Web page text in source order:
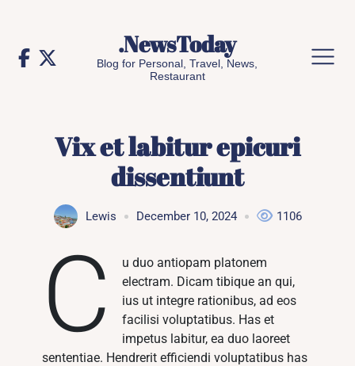
content
.NewsToday
Blog for Personal, Travel, News,
Restaurant
Vix et labitur epicuri
dissentiunt
Lewis December 10, 2024 1106
C
u duo antiopam platonem
electram. Dicam tibique an qui,
ius ut integre rationibus, ad eos
facilisi voluptatibus. Has et
impetus labitur, ea duo laoreet
sententiae. Hendrerit efficiendi voluptatibus has